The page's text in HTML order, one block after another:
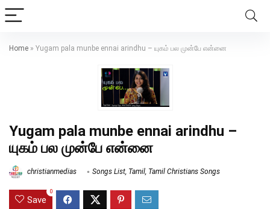
Home » Yugam pala munbe ennai arindhu – யுகம் பல முன்பே என்னை
Yugam pala munbe ennai arindhu –
யுகம் பல முன்பே என்னை
christianmedias Songs List Tamil Tamil Christians Songs
Save
0